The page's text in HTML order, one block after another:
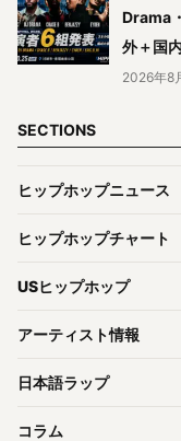
Drama
外＋国
2026年8
SECTIONS
ヒップホップニュース
ヒップホップチャート
USヒップホップ
アーティスト情報
日本語ラップ
コラム